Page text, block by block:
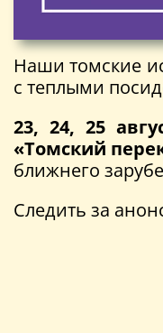
Наши томские
с теплыми
23, 24, 25
«Томский
ближнего
Следить за